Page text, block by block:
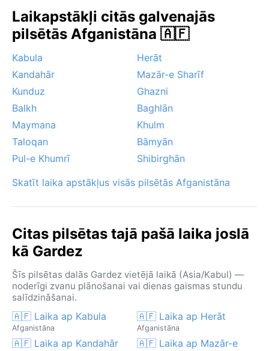
putekļu un smilšu slāni – tipisku pustuksneša ainavu.
No izteiktām dabas parādībām šeit nav musonu vai
lietusgāzēm var pārsteigt kalnu ielejās.
Laikapstākļi citās galvenajās
pilsētās Afganistāna 🇦🇫
Kabula
Herāt
Kandahār
Mazār-e Sharīf
Kunduz
Ghazni
Balkh
Baghlān
Maymana
Khulm
Taloqan
Bāmyān
Pul-e Khumrī
Shibirghān
Skatīt laika apstākļus visās pilsētās Afganistāna
Citas pilsētas tajā pašā laika joslā
kā Gardez
Šīs pilsētas dalās Gardez vietējā laikā (Asia/Kabul) —
noderīgi zvanu plānošanai vai dienas gaismas stundu
salīdzināšanai.
🇦🇫 Laika ap Kabula
Afganistāna
🇦🇫 Laika ap Herāt
Afganistāna
🇦🇫 Laika ap Kandahār
🇦🇫 Laika ap Mazār-e